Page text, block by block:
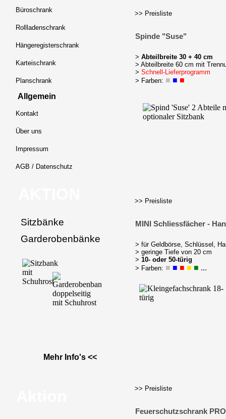
>> Preisliste
> Abteilbreite 30 + 40 cm
> Abteilbreite 60 cm mit
> Schnell-Lieferprogramm
> Farben: ■ ■ ■
Spinde "Suse"
>> Preisliste
> für Geldbörse, Schlüssel,
> geringe Tiefe von 20 cm
> 10- oder 50-türig
> Farben: ■ ■ ■ ■ ■ ...
MINI Schliessfächer -
>> Preisliste
Feuerschutzschrank PRO
Büroschrank
Rollladenschrank
Hängeregisterschrank
Karteischrank
Planschrank
Allgemein
Kontakt
Über uns
Impressum
AGB / Datenschutz
Sitzbänke
Mehr Info's <<
Garderobenbänke